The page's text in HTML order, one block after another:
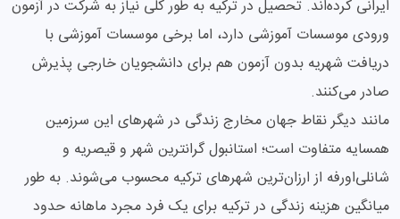
ایرانی کرده‌اند. تحصیل در ترکیه به طور کلی نیاز به شرکت در آزمون
ورودی موسسات آموزشی دارد، اما برخی موسسات آموزشی با
دریافت شهریه بدون آزمون هم برای دانشجویان خارجی پذیرش
صادر می‌کنند.
مانند دیگر نقاط جهان مخارج زندگی در شهرهای این سرزمین
همسایه متفاوت است؛ استانبول گران‎ترین شهر و قیصریه و
شانلی‌اورفه از ارزان‌ترین شهرهای ترکیه محسوب می‌شوند. به طور
میانگین هزینه زندگی در ترکیه برای یک فرد مجرد ماهانه حدود